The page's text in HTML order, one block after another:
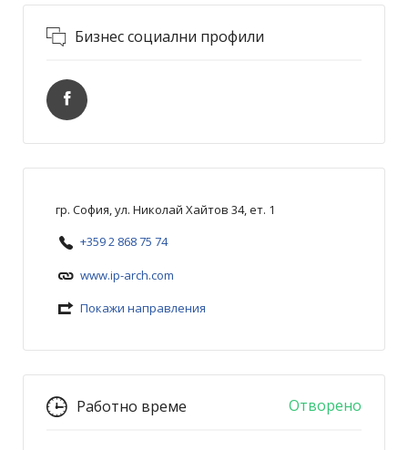
Бизнес социални профили
гр. София, ул. Николай Хайтов 34, ет. 1
+359 2 868 75 74
www.ip-arch.com
Покажи направления
Работно време Отворено